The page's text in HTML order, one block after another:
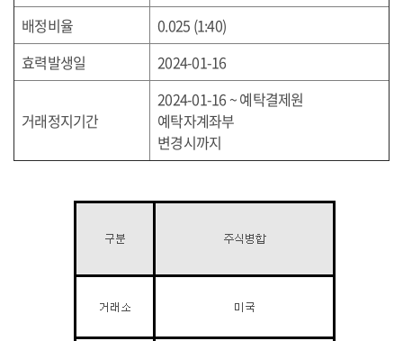
배정비율
0.025 (1:40)
효력발생일
2024-01-16
거래정지기간
2024-01-16 ~예탁결제원
예탁자계좌부
변경시까지